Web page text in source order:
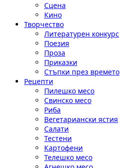
Сцена
Кино
Творчество
Литературен конкурс
Поезия
Проза
Приказки
Стъпки през времето
Рецепти
Пилешко месо
Свинско месо
Риба
Вегетариански ястия
Салати
Тестени
Картофени
Телешко месо